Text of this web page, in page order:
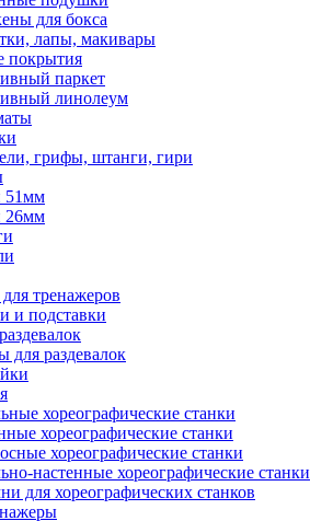
для бокса
лапы, макивары
покрытия
паркет
линолеум
грифы, штанги, гири
51мм
26мм
тренажеров
и подставки
раздевалок
хореографические станки
хореографические станки
хореографические станки
настенные хореографические станки
для хореографических станков